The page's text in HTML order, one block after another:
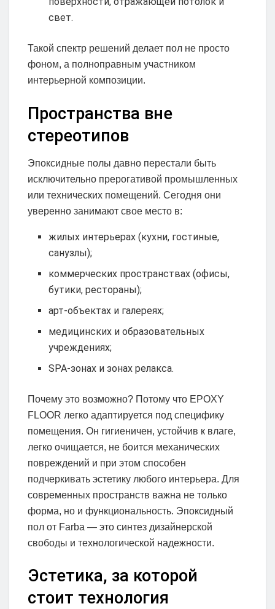
свет.
Такой спектр решений делает пол не просто
фоном, а полноправным участником
интерьерной композиции.
Пространства вне
стереотипов
Эпоксидные полы давно перестали быть
исключительно прерогативой промышленных
или технических помещений. Сегодня они
уверенно занимают свое место в:
жилых интерьерах (кухни, гостиные,
санузлы);
коммерческих пространствах (офисы,
бутики, рестораны);
арт-объектах и галереях;
медицинских и образовательных
учреждениях;
SPA-зонах и зонах релакса.
Почему это возможно? Потому что EPOXY
FLOOR легко адаптируется под специфику
помещения. Он гигиеничен, устойчив к влаге,
легко очищается, не боится механических
повреждений и при этом способен
подчеркивать эстетику любого интерьера. Для
современных пространств важна не только
форма, но и функциональность. Эпоксидный
пол от Farba — это синтез дизайнерской
свободы и технологической надежности.
Эстетика, за которой
стоит технология